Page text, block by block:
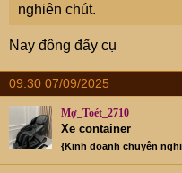
nghiên chút.
Nay đông đấy cụ
09:30 07/09/2025
Mợ_Toét_2710
Xe container
{Kinh doanh chuyên